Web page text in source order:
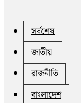
সর্বশেষ
জাতীয়
রাজনীতি
বাংলাদেশ